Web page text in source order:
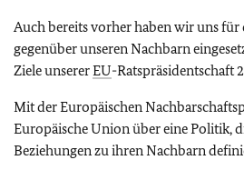
Auch bereits vorher haben wir uns
gegenüber unseren Nachbarn
Ziele unsererEU-Ratspräsidentschaft
Mit der Europäischen
Europäische Union über eine Politik,
Beziehungen zu ihren Nachbarn